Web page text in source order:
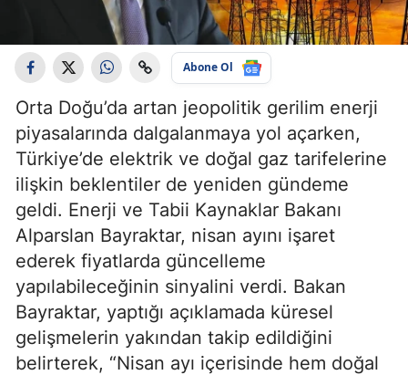
Abone Ol
Orta Doğu’da artan jeopolitik gerilim enerji
piyasalarında dalgalanmaya yol açarken,
Türkiye’de elektrik ve doğal gaz tarifelerine
ilişkin beklentiler de yeniden gündeme
geldi. Enerji ve Tabii Kaynaklar Bakanı
Alparslan Bayraktar, nisan ayını işaret
ederek fiyatlarda güncelleme
yapılabileceğinin sinyalini verdi. Bakan
Bayraktar, yaptığı açıklamada küresel
gelişmelerin yakından takip edildiğini
belirterek, “Nisan ayı içerisinde hem doğal